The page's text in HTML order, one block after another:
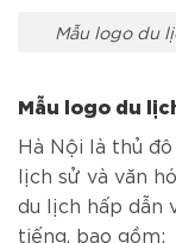
Mẫu logo du
Mẫu logo du
Hà Nội là thủ
lịch sử và văn
du lịch hấp dẫn
tiếng, bao gồm: